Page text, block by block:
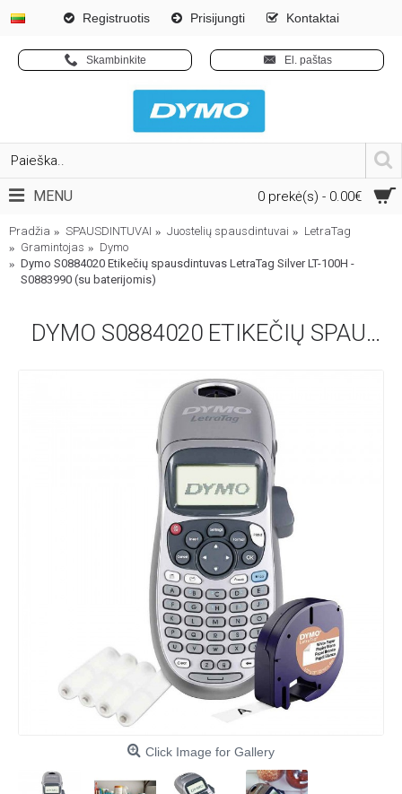
Registruotis Prisijungti Kontaktai
Skambinkite El. paštas
0 prekė(s) - 0.00€
MENU
Pradžia SPAUSDINTUVAI Juostelių spausdintuvai
LetraTag
Gramintojas
Dymo
Dymo S0884020 Etikečių spausdintuvas LetraTag Silver LT-100H -
S0883990 (su baterijomis)
DYMO S0884020 ETIKEČIŲ SPAUSDINTUVAS LETRATAG SILVER LT-100H - S0883990 (SU BATERIJOMIS)
Click Image for Gallery